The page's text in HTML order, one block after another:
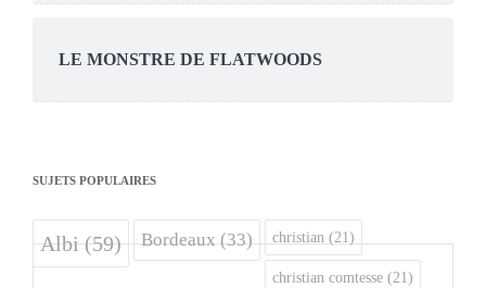
LE MONSTRE DE FLATWOODS
SUJETS POPULAIRES
Albi(59) Bordeaux(33) christian (21)
christian comtesse (21)